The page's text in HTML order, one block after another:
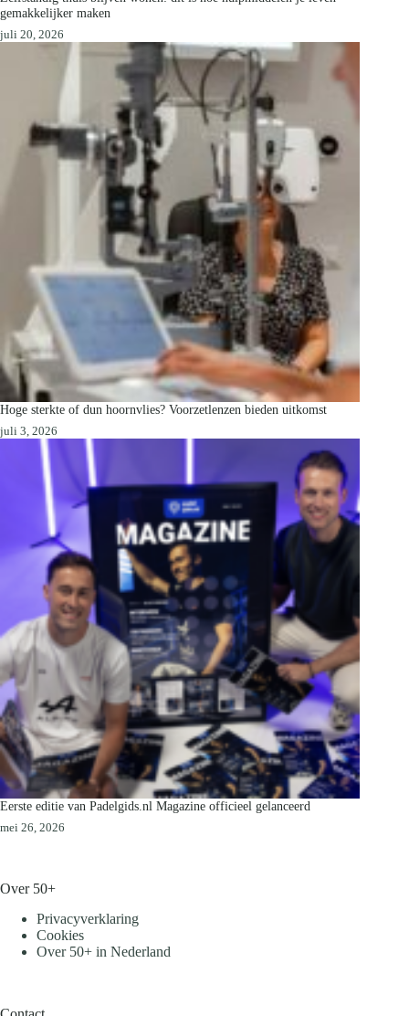
gemakkelijker maken
juli 20, 2026
Hoge sterkte of dun hoornvlies? Voorzetlenzen bieden uitkomst
juli 3, 2026
Eerste editie van Padelgids.nl Magazine officieel gelanceerd
mei 26, 2026
Over 50+
Privacyverklaring
Cookies
Over 50+ in Nederland